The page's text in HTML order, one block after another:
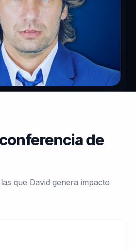
de
que David genera impacto